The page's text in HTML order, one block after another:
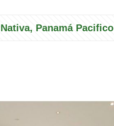
Panamá Pacifico